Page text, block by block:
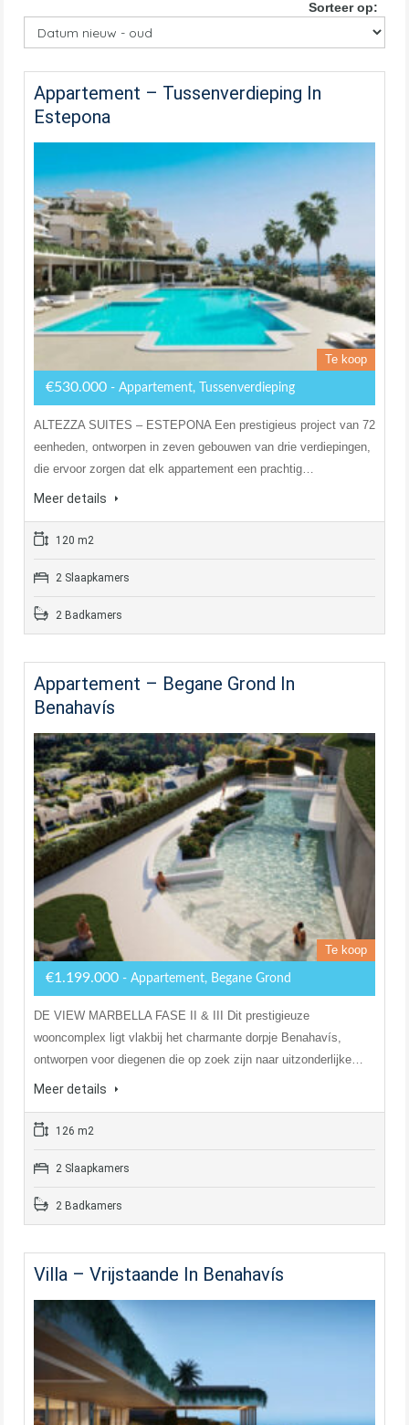
Sorteer op:
Appartement – Tussenverdieping In
Estepona
Te koop
€530.000 - Appartement, Tussenverdieping
ALTEZZA SUITES – ESTEPONA Een prestigieus project van 72
eenheden, ontworpen in zeven gebouwen van drie verdiepingen,
die ervoor zorgen dat elk appartement een prachtig…
Meer details
120 m2
2 Slaapkamers
2 Badkamers
Appartement – Begane Grond In
Benahavís
Te koop
€1.199.000 - Appartement, Begane Grond
DE VIEW MARBELLA FASE II & III Dit prestigieuze
wooncomplex ligt vlakbij het charmante dorpje Benahavís,
ontworpen voor diegenen die op zoek zijn naar uitzonderlijke…
Meer details
126 m2
2 Slaapkamers
2 Badkamers
Villa – Vrijstaande In Benahavís